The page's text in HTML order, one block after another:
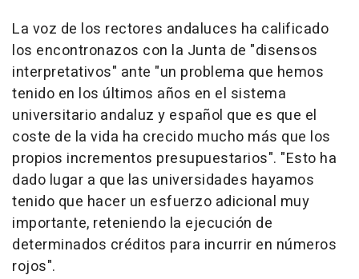
La voz de los rectores andaluces ha calificado
los encontronazos con la Junta de "disensos
interpretativos" ante "un problema que hemos
tenido en los últimos años en el sistema
universitario andaluz y español que es que el
coste de la vida ha crecido mucho más que los
propios incrementos presupuestarios". "Esto ha
dado lugar a que las universidades hayamos
tenido que hacer un esfuerzo adicional muy
importante, reteniendo la ejecución de
determinados créditos para incurrir en números
rojos".